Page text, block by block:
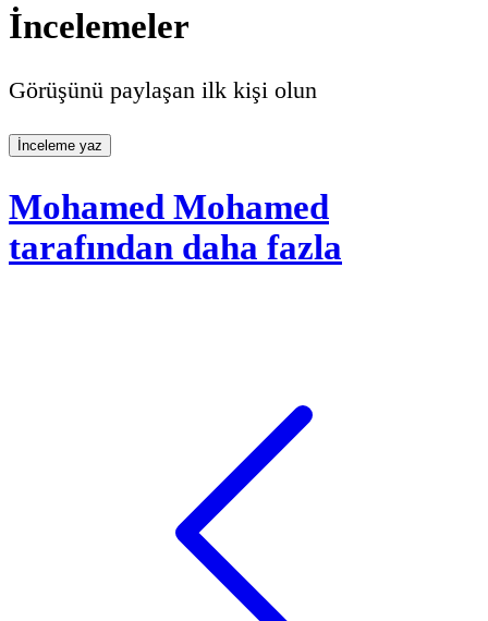
İncelemeler
Görüşünü paylaşan ilk kişi olun
İnceleme yaz
Mohamed Mohamed
tarafından daha fazla